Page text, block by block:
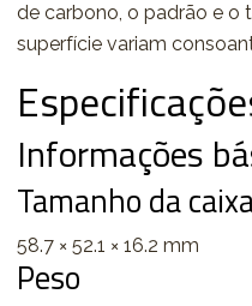
de carbono, o padrão e o
superfície variam
Informações
Tamanho da
58.7 × 52.1 × 16.2 mm
Peso